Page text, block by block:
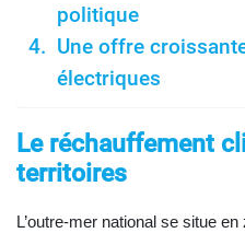
politique
Une offre
électriques
Le réchauffement
territoires
L’outre-mer national se situe